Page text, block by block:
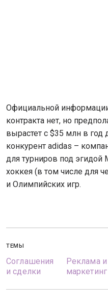
Официальной
контракта нет, но
вырастет с $35 млн в
конкурент adidas –
для турниров под
хоккея (в том числе для
и Олимпийских игр.
ТЕМЫ
Соглашения
и сделки
Реклама и
маркетинг